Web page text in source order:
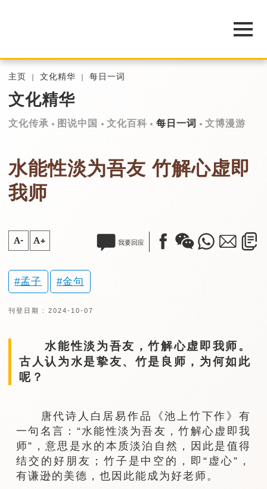
主页 文化精华 每日一词
文化精华
文化传承 图说中国 文化百科 每日一词 文博漫游
水能性淡为吾友 竹解心虚即
我师
A- A+ 我要回应
孟子 金句
刊登日期 : 2024-10-07
水能性淡为吾友，竹解心虚即我师。
古人认为水是挚友、竹是良师，为何如此
呢？
唐代诗人白居易作品《池上竹下作》有
一句名言：“水能性淡为吾友，竹解心虚即我
师”，意思是水的本质淡泊自然，因此是值得
结交的好朋友；竹子是中空的，即“虚心”，
有谦逊的美德，也因此能成为好老师。